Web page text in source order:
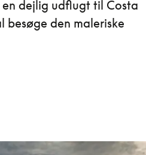
en dejlig udflugt til Costa
besøge den maleriske